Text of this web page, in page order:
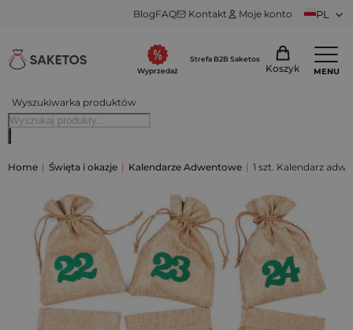
BlogFAQ Kontakt Moje konto PL
Wyszukiwarka produktów
Wyprzedaż
Strefa B2B Saketos
Koszyk MENU
Home | Święta i okazje | Kalendarze Adwentowe | 1 szt. Kalendarz